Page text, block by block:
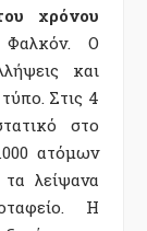
χρόνου
Φαλκόν. Ο
και
Στις 4
στο
ατόμων
λείψανα
Η